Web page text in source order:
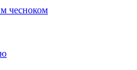
чесноком